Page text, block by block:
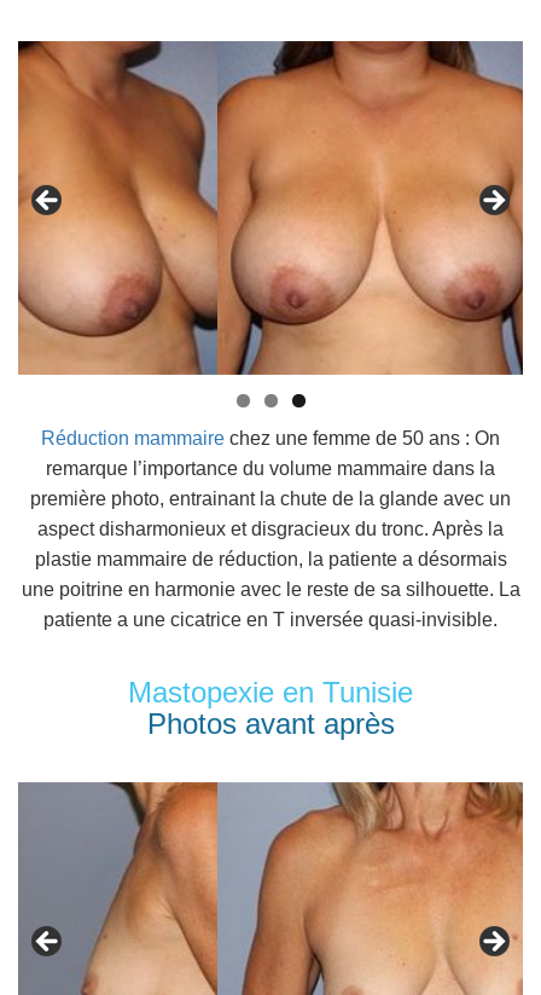
Réduction mammaire chez une femme de 50 ans : On
remarque l’importance du volume mammaire dans la
première photo, entrainant la chute de la glande avec un
aspect disharmonieux et disgracieux du tronc. Après la
plastie mammaire de réduction, la patiente a désormais
une poitrine en harmonie avec le reste de sa silhouette. La
patiente a une cicatrice en T inversée quasi-invisible.
Mastopexie en Tunisie
Photos avant après